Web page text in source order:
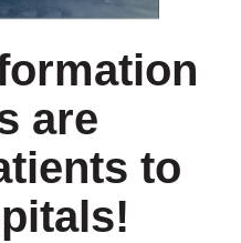
are
to